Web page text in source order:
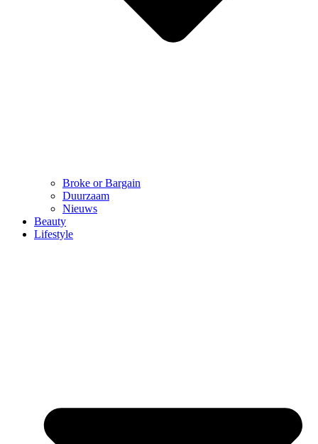
Broke or Bargain
Duurzaam
Nieuws
Beauty
Lifestyle